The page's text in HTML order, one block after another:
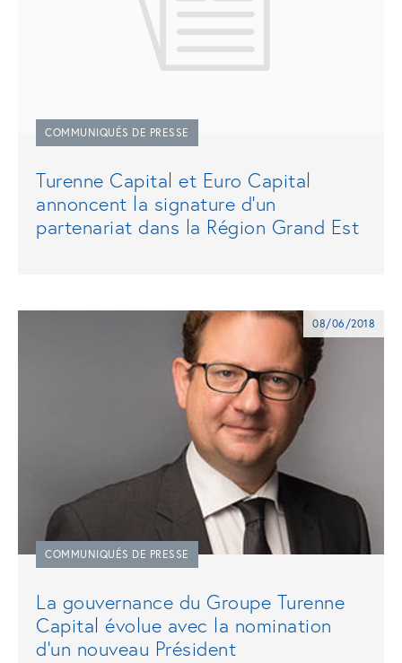
COMMUNIQUÉS DE PRESSE
Turenne Capital et Euro Capital
annoncent la signature d’un
partenariat dans la Région Grand Est
08/06/2018
COMMUNIQUÉS DE PRESSE
La gouvernance du Groupe Turenne
Capital évolue avec la nomination
d’un nouveau Président